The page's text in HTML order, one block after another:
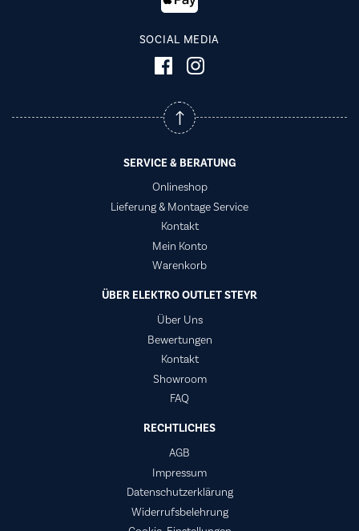
SOCIAL MEDIA
SERVICE & BERATUNG
Onlineshop
Lieferung & Montage Service
Kontakt
Mein Konto
Warenkorb
ÜBER ELEKTRO OUTLET STEYR
Über Uns
Bewertungen
Kontakt
Showroom
FAQ
RECHTLICHES
AGB
Impressum
Datenschutzerklärung
Widerrufsbelehrung